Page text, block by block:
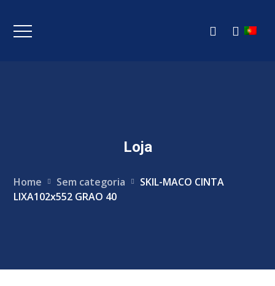
Loja
Home Sem categoria
SKIL-MACO CINTA
LIXA102x552 GRAO 40